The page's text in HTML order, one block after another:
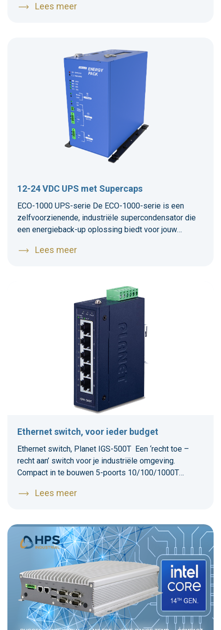
overeenkomsten met de vorige Windows 10 IoT
Lees meer
12-24 VDC UPS met Supercaps
ECO-1000 UPS-serie De ECO-1000-serie is een
zelfvoorzienende, industriële supercondensator die
een energieback-up oplossing biedt voor jouw
serie zorgt voor energieredundantie tegen
de veeleisende ‘edge-omgeving’.
Lees meer
Ethernet switch, voor ieder budget
Ethernet switch, Planet IGS-500T Een ‘recht toe –
recht aan’ switch voor je industriële omgeving.
Compact in te bouwen 5-poorts 10/100/1000T
9-48 VDC of 24V AC. Stevige behuizing voor wand-
Lees meer